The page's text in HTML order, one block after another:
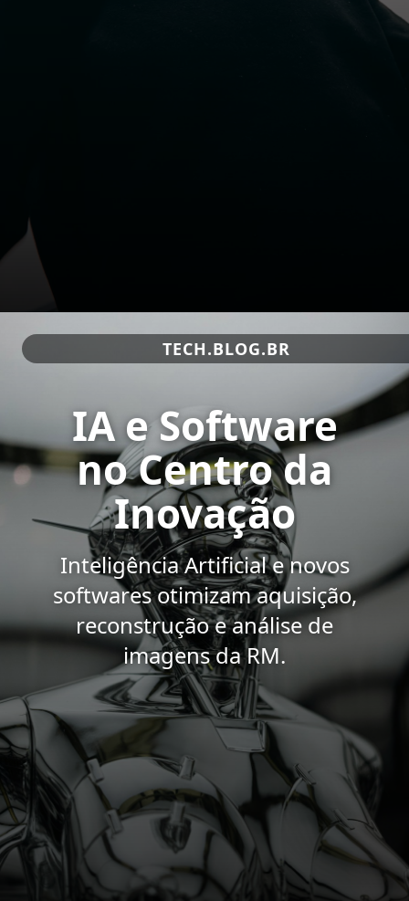
TECH.BLOG.BR
IA e Software
no Centro da
Inovação
Inteligência Artificial e novos
softwares otimizam aquisição,
reconstrução e análise de
imagens da RM.